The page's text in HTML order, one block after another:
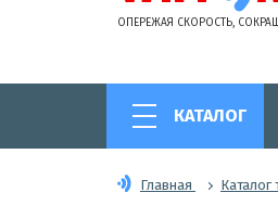
ОПЕРЕЖАЯ СКОРОСТЬ,
КАТАЛОГ
Главная